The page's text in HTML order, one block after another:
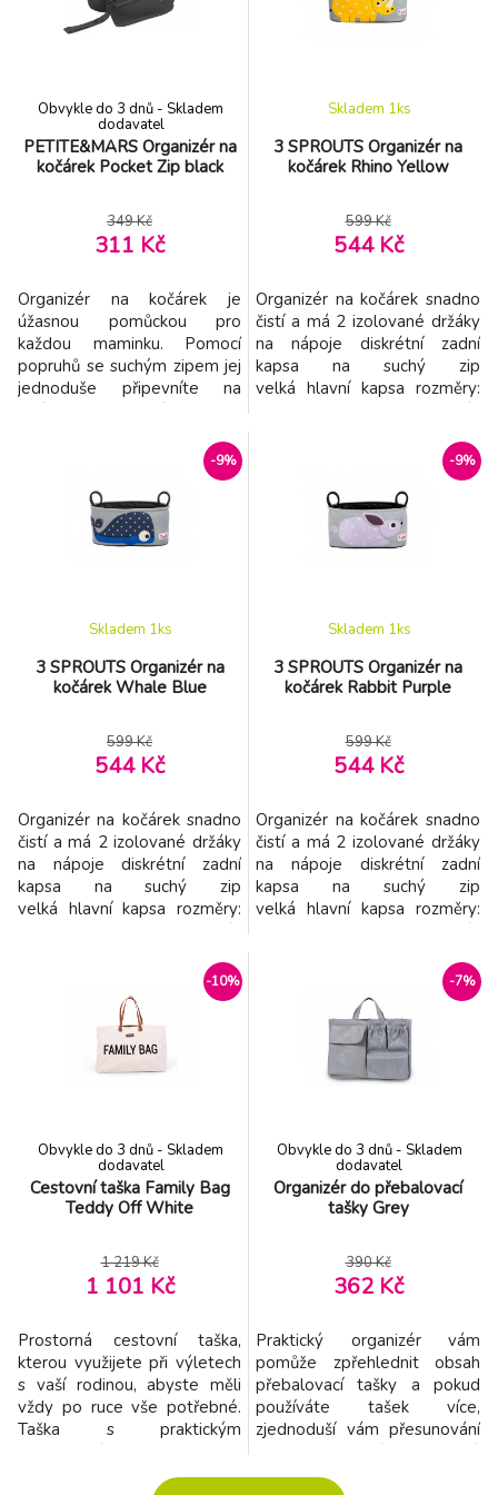
pásky na suchý zip pro
na zip a menší přední kapsu.
PETITE&MARS Organizér na
kočárek Pocket Zip black
Obvykle do 3 dnů - Skladem
dodavatel
349 Kč
311 Kč
Organizér na kočárek je
úžasnou pomůckou pro
každou maminku. Pomocí
popruhů se suchým zipem jej
jednoduše připevníte na
láhev, termosku nebo hrnek s
kávou. Do velké prostřední
přihrádky snadno umístěte
vše co potřebujete během
procházky či výletu. Přední
3 SPROUTS Organizér na
kočárek Rhino Yellow
Skladem 1ks
599 Kč
544 Kč
Organizér na kočárek snadno
čistí a má 2 izolované držáky
na nápoje diskrétní zadní
kapsa na suchý zip
velká hlavní kapsa rozměry:
-9%
3 SPROUTS Organizér na
kočárek Whale Blue
Skladem 1ks
599 Kč
544 Kč
Organizér na kočárek snadno
čistí a má 2 izolované držáky
na nápoje diskrétní zadní
kapsa na suchý zip
velká hlavní kapsa rozměry:
výplň: 100% polypropylen
-9%
3 SPROUTS Organizér na
kočárek Rabbit Purple
Skladem 1ks
599 Kč
544 Kč
Organizér na kočárek snadno
čistí a má 2 izolované držáky
na nápoje diskrétní zadní
kapsa na suchý zip
velká hlavní kapsa rozměry:
-10%
Cestovní taška Family Bag
Teddy Off White
Obvykle do 3 dnů - Skladem
dodavatel
1 219 Kč
1 101 Kč
Prostorná cestovní taška,
kterou využijete při výletech
s vaší rodinou, abyste měli
vždy po ruce vše potřebné.
Taška s praktickým
uzávěrem nabízí snadný
-7%
Organizér do přebalovací
tašky Grey
Obvykle do 3 dnů - Skladem
dodavatel
390 Kč
362 Kč
Praktický organizér vám
pomůže zpřehlednit obsah
přebalovací tašky a pokud
používáte tašek více,
zjednoduší vám přesunování
tašky do druhé. Díky